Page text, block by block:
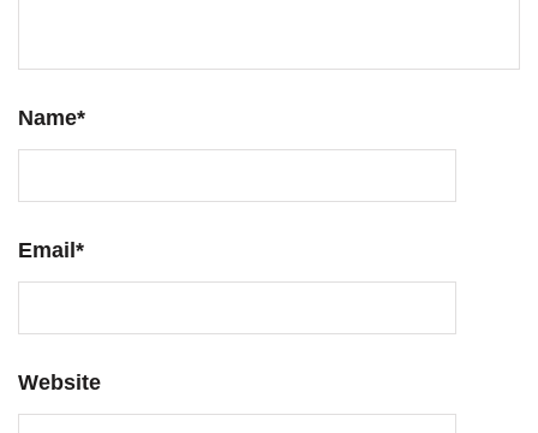
Name*
Email*
Website